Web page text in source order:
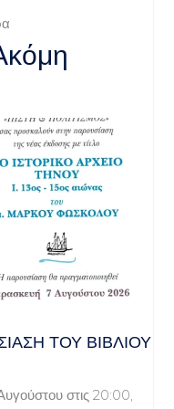
ΤΟΥ ΒΙΒΛΊΟΥ
στις 20:00,